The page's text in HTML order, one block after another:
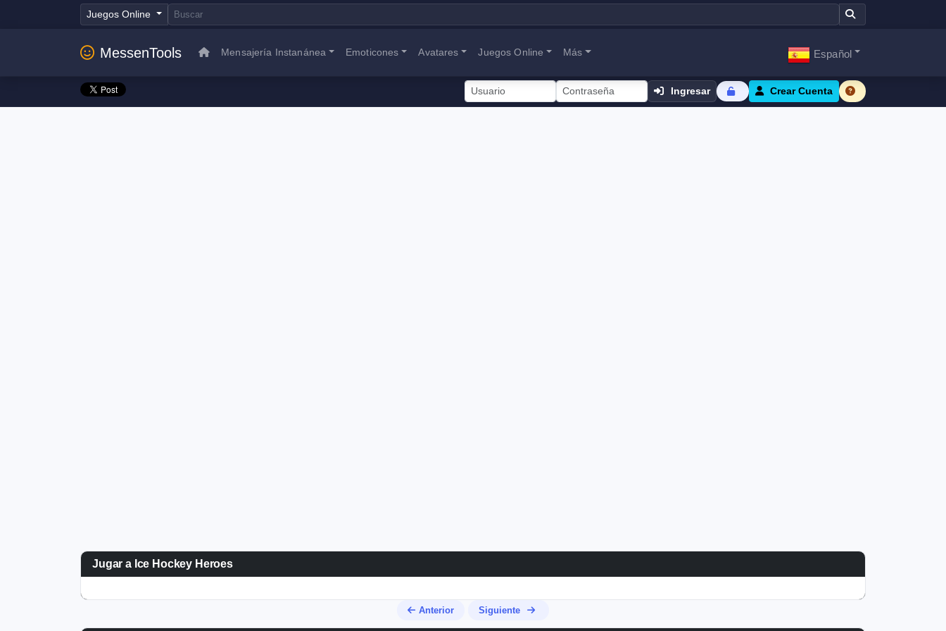
Juegos Online
MessenTools Mensajería Instanánea Emoticones Avatares Juegos Online Más Español
Ingresar Crear Cuenta
Jugar a Ice Hockey Heroes
Anterior Siguiente